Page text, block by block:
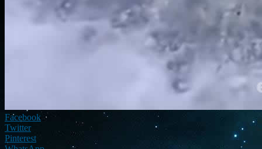
Facebook
Twitter
Pinterest